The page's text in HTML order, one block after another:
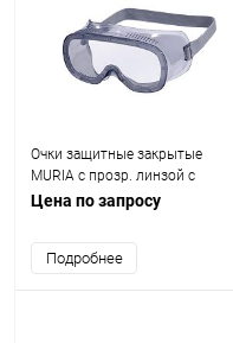
Очки защитные закрытые
MURIA с прозр. линзой с
прямой вентиляцией Delta Plus
Цена по запросу
Подробнее